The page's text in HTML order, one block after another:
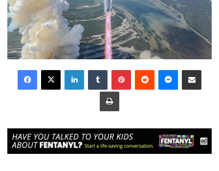
LinkedInTumblr PinterestReddit Messenger
Share via Email
Print